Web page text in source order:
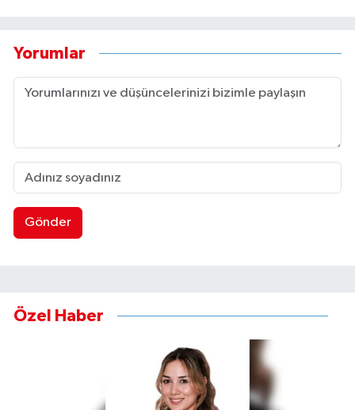
Yorumlar
Gönder
Özel Haber